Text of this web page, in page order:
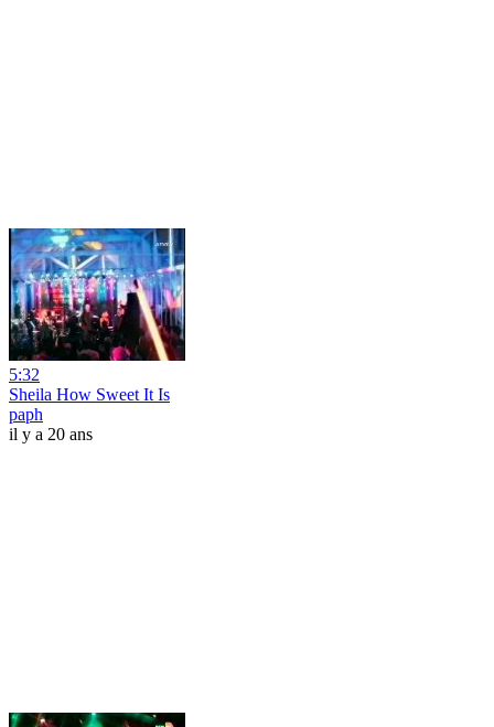
5:32
Sheila How Sweet It Is
paph
il y a 20 ans